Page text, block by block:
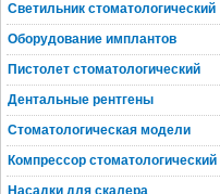
Светильник стоматологический
Оборудование имплантов
Пистолет стоматологический
Дентальные рентгены
Стоматологическая модели
Компрессор стоматологический
Насадки для скалера